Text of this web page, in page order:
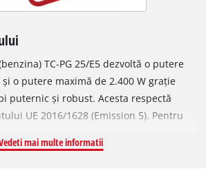
TC-PG 25/E5 dezvoltă o putere
o putere maximă de 2.400 W grație
puternic și robust. Acesta respectă
UE 2016/1628 (Emission 5). Pentru
un voltmetru care indica tensiunea.
mai multe informatii